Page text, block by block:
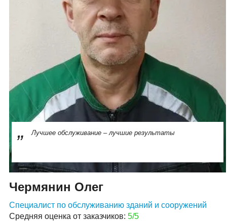
Лучшее обслуживание – лучшие результаты
Чермянин Олег
Специалист по обслуживанию зданий и сооружений
Средняя оценка от заказчиков: 5/5